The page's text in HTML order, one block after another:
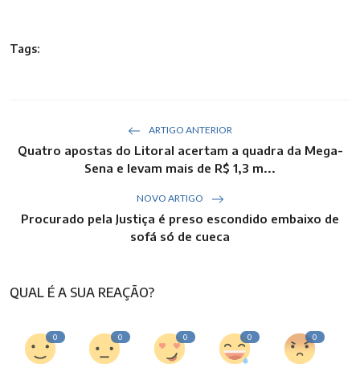
Tags:
ARTIGO ANTERIOR
Quatro apostas do Litoral acertam a quadra da Mega-
Sena e levam mais de R$ 1,3 m...
NOVO ARTIGO
Procurado pela Justiça é preso escondido embaixo de
sofá só de cueca
QUAL É A SUA REAÇÃO?
0 0 0 0 0